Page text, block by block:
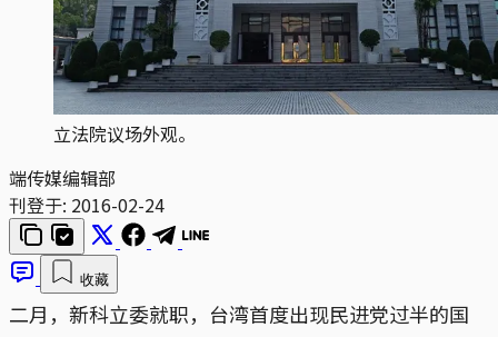
立法院议场外观。
端传媒编辑部
刊登于: 2016-02-24
收藏
二月，新科立委就职，台湾首度出现民进党过半的国